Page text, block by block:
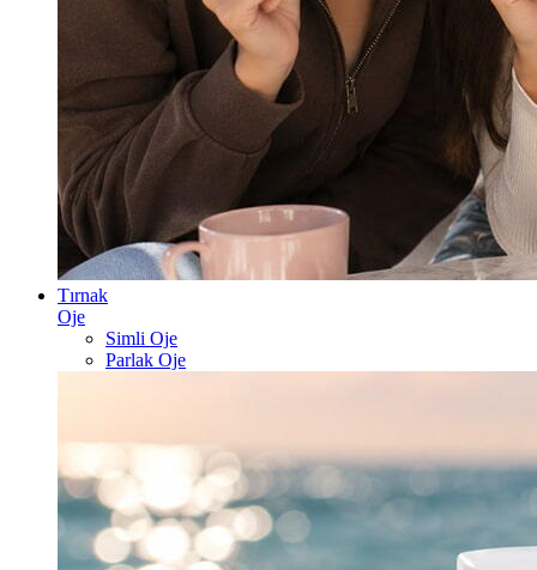
Tırnak
Oje
Simli Oje
Parlak Oje